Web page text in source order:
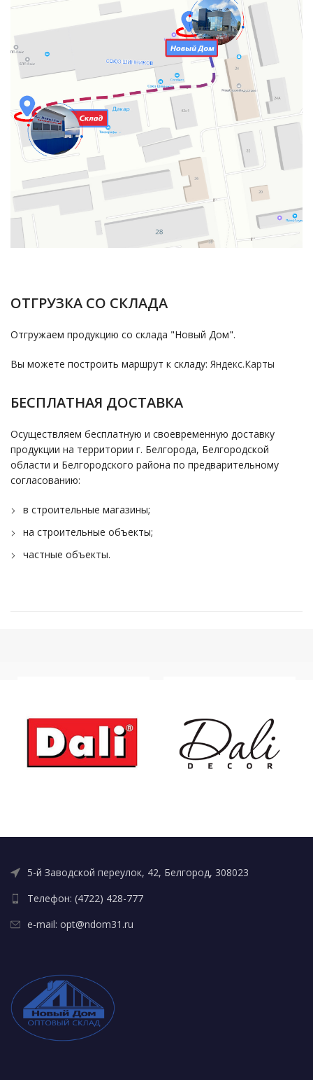
ОТГРУЗКА СО СКЛАДА
Отгружаем продукцию со склада "Новый Дом".
Вы можете построить маршрут к складу: Яндекс.Карты
БЕСПЛАТНАЯ ДОСТАВКА
Осуществляем бесплатную и своевременную доставку
продукции на территории г. Белгорода, Белгородской
области и Белгородского района по предварительному
согласованию:
в строительные магазины;
на строительные объекты;
частные объекты.
5-й Заводской переулок, 42, Белгород, 308023
Телефон: (4722) 428-777
e-mail: opt@ndom31.ru